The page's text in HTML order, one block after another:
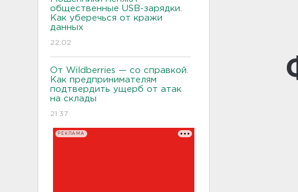
общественные USB-зарядки.
Как уберечься от кражи
данных
22:02
От Wildberries — со справкой.
Как предпринимателям
подтвердить ущерб от атак
на склады
21:37
РЕКЛАМА